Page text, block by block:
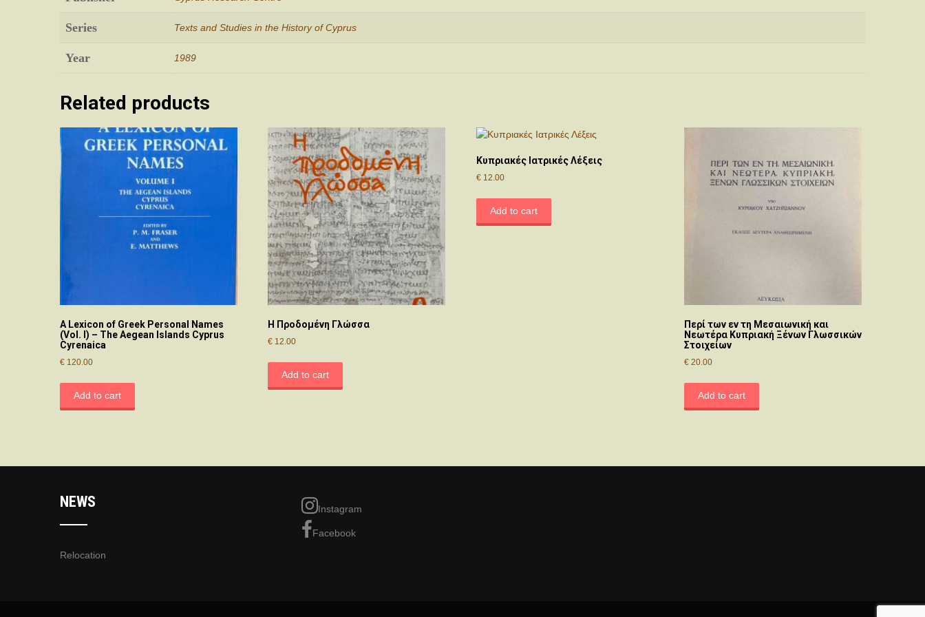
Series Texts and Studies in the History of Cyprus
Year 1989
Related products
A Lexicon of Greek Personal Names
(Vol. I) – The Aegean Islands Cyprus
Cyrenaica
€ 120.00
Add to cart
Η Προδομένη Γλώσσα
€ 12.00
Add to cart
Κυπριακές Ιατρικές Λέξεις
€12.00
Add to cart
Περί των εν τη Μεσαιωνική και
Νεωτέρα Κυπριακή Ξένων Γλωσσικών
Στοιχείων
€ 20.00
Add to cart
NEWS
Relocation
Instagram
Facebook